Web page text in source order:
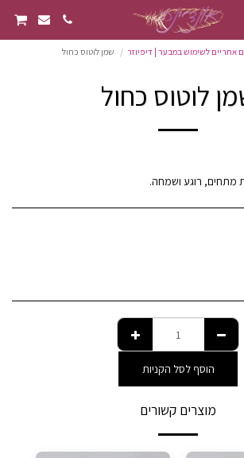
אתריים לשימוש במבער | דיפיוזר שמן לוטוס כחול
לוטוס כחול
רוגע ושמחה.
הוסף לסל הקניות
מוצרים קשורים